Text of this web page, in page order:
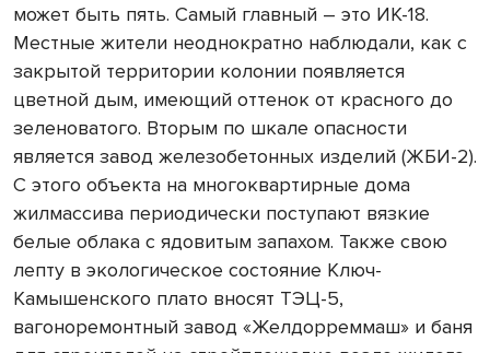
может быть пять. Самый главный – это ИК-18.
Местные жители неоднократно наблюдали, как с
закрытой территории колонии появляется
цветной дым, имеющий оттенок от красного до
зеленоватого. Вторым по шкале опасности
является завод железобетонных изделий (ЖБИ-2).
С этого объекта на многоквартирные дома
жилмассива периодически поступают вязкие
белые облака с ядовитым запахом. Также свою
лепту в экологическое состояние Ключ-
Камышенского плато вносят ТЭЦ-5,
вагоноремонтный завод «Желдорреммаш» и баня